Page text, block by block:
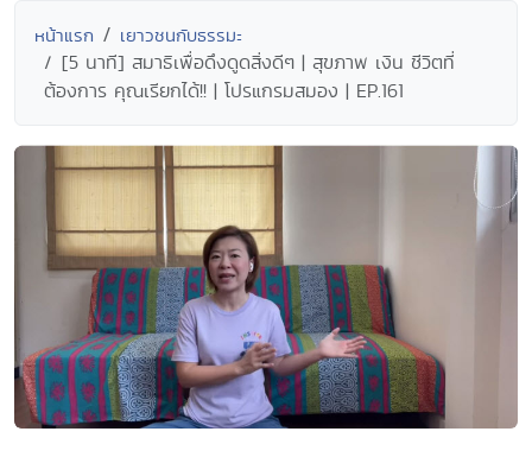
หน้าแรก เยาวชนกับธรรมะ
[5 นาที] สมาธิเพื่อดึงดูดสิ่งดีๆ | สุขภาพ เงิน ชีวิตที่
ต้องการ คุณเรียกได้!! | โปรแกรมสมอง | EP.161